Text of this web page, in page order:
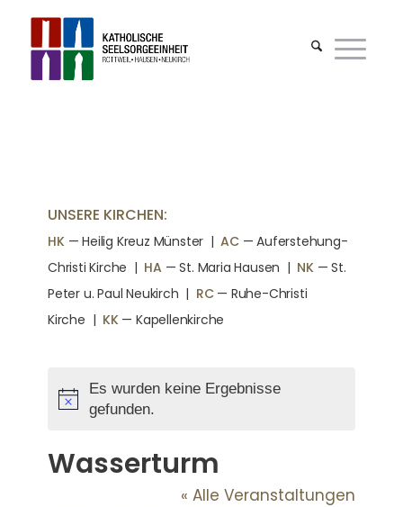
UNSERE KIRCHEN:
HK— Heilig Kreuz Münster |AC— Auferstehung-
Christi Kirche | HA — St. Maria Hausen | NK— St.
Peter u. Paul Neukirch | RC— Ruhe-Christi
Kirche | KK— Kapellenkirche
Hinweis
Es wurden keine Ergebnisse
gefunden.
Wasserturm
« Alle Veranstaltungen